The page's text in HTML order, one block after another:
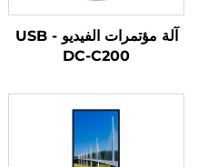
آلة مؤتمرات الفيديو USB -
DC-C200